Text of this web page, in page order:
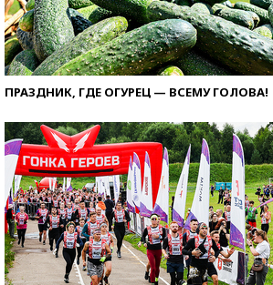
ПРАЗДНИК, ГДЕ ОГУРЕЦ — ВСЕМУ ГОЛОВА!